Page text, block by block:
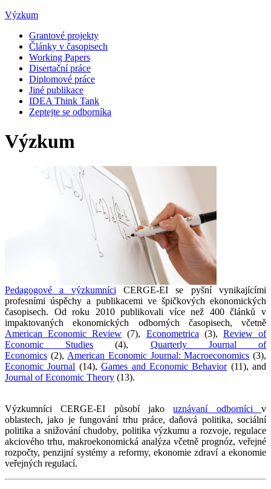
Výzkum
Grantové projekty
Články v časopisech
Working Papers
Disertační práce
Diplomové práce
Jiné publikace
IDEA Think Tank
Zeptejte se odborníka
Výzkum
Pedagogové a výzkumníci CERGE-EI se pyšní vynikajícími
profesními úspěchy a publikacemi ve špičkových ekonomických
časopisech.
Od roku 2010 publikovali více než 400 článků v
impaktovaných ekonomických odborných časopisech, včetně
American Economic Review (7), Econometrica (3), Review of
Economic Studies (4), Quarterly Journal of
Economics (2), American Economic Journal: Macroeconomics (3),
Economic Journal (14),Games and Economic Behavior(11), and
Journal of Economic Theory (13).
Výzkumníci CERGE-EI působí jakouznávaní odborníciv
oblastech, jako je fungování trhu práce, daňová politika, sociální
politika a snižování chudoby, politika výzkumu a rozvoje, regulace
akciového trhu, makroekonomická analýza včetně prognóz, veřejné
rozpočty, penzijní systémy a reformy, ekonomie zdraví a ekonomie
veřejných regulací.